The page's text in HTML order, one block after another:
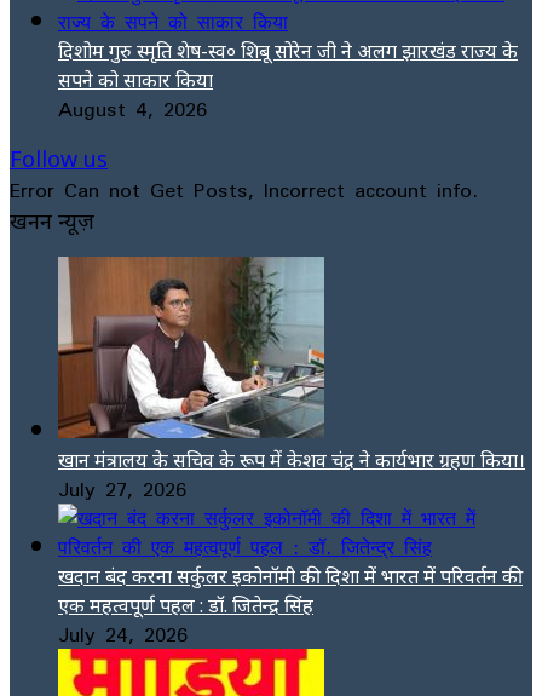
दिशोम गुरु स्मृति शेष-स्व० शिबू सोरेन जी ने अलग झारखंड राज्य के
सपने को साकार किया
August 4, 2026
Follow us
Error Can not Get Posts, Incorrect account info.
खनन न्यूज़
खान मंत्रालय के सचिव के रूप में केशव चंद्र ने कार्यभार ग्रहण किया।
July 27, 2026
खदान बंद करना सर्कुलर इकोनॉमी की दिशा में भारत में परिवर्तन की
एक महत्वपूर्ण पहल : डॉ. जितेन्द्र सिंह
July 24, 2026